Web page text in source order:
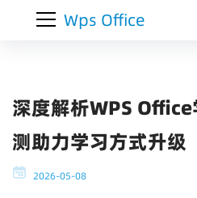
Wps Office
深度解析WPS
测助力学习方式升级
2026-05-08